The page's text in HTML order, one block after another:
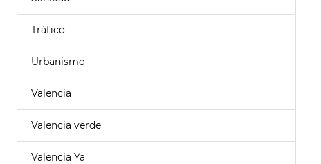
Tráfico
Urbanismo
Valencia
Valencia verde
Valencia Ya